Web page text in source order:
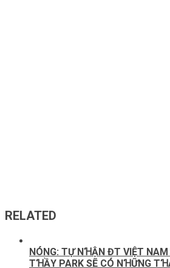
RELATED
NÓNG: TỰ NꞪẬN ĐT VΙỆT
TꞪẦY PARK SẼ CÓ NꞪỮNG